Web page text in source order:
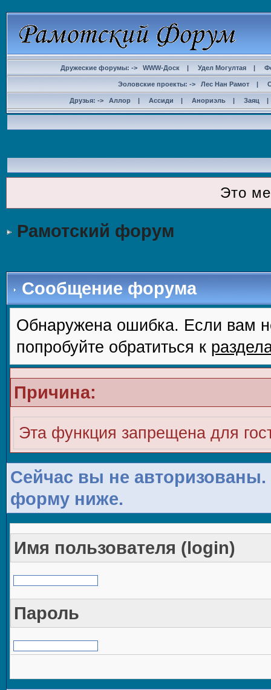
Дружеские форумы: -> WWW-Доск | Удел Могултая |
Эоловские проекты: -> Лес Нан Рамот |
Друзья: -> Аллор | Ассиди | Анориэль | Заяц
Это
Рамотский форум
Сообщение форума
Обнаружена ошибка. Если вам
попробуйте обратиться к
Причина:
Эта функция запрещена для
Сейчас вы не авторизованы.
форму ниже.
Имя пользователя (login)
Пароль